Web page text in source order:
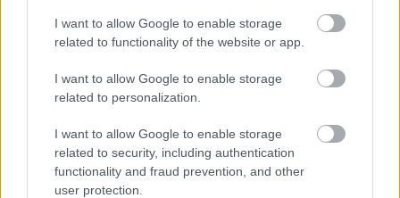
I want to allow Google to enable storage
related to functionality of the website or app.
I want to allow Google to enable storage
related to personalization.
I want to allow Google to enable storage
related to security, including authentication
functionality and fraud prevention, and other
user protection.
Átgörgettük a Földlabdákat
2009. 09. 26. |Kánya Andrea
Sikeresen végiggurították a Földlabdákat a Krisztina körútról
a Millenárisig a Fenntartható Napra érkező látogatók.
Utána még kicsit kirúgtak a hámból.